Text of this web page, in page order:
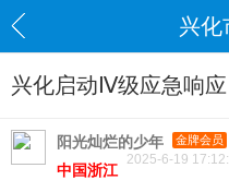
兴化
兴化启动Ⅳ级应急响应
阳光灿烂的少年 金牌会员
2025-6-19
中国浙江